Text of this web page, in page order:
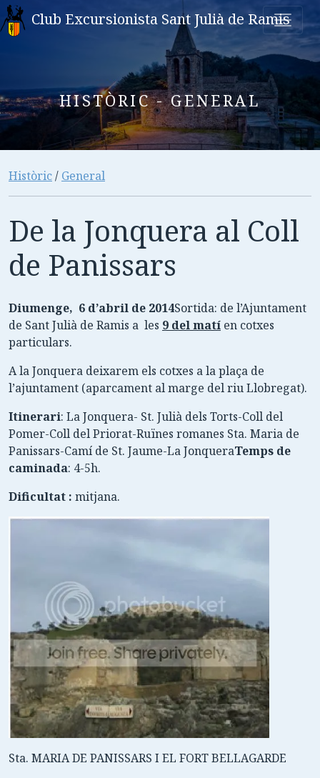
Club Excursionista Sant Julià de Ramis
HISTÒRIC - GENERAL
Històric/ General
De la Jonquera al Coll
de Panissars
Diumenge, 6 d’abril de 2014Sortida: de l’Ajuntament
de Sant Julià de Ramis a les 9 del matí en cotxes
particulars.
A la Jonquera deixarem els cotxes a la plaça de
l’ajuntament (aparcament al marge del riu Llobregat).
Itinerari: La Jonquera- St. Julià dels Torts-Coll del
Pomer-Coll del Priorat-Ruïnes romanes Sta. Maria de
Panissars-Camí de St. Jaume-La JonqueraTemps de
caminada: 4-5h.
Dificultat : mitjana.
Sta. MARIA DE PANISSARS I EL FORT BELLAGARDE